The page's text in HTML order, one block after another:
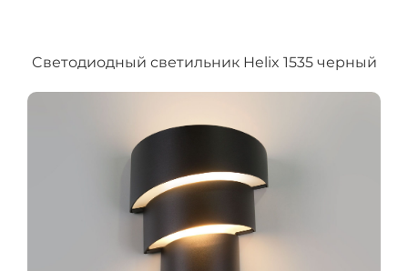
Cветодиодный светильник Helix 1535 черный